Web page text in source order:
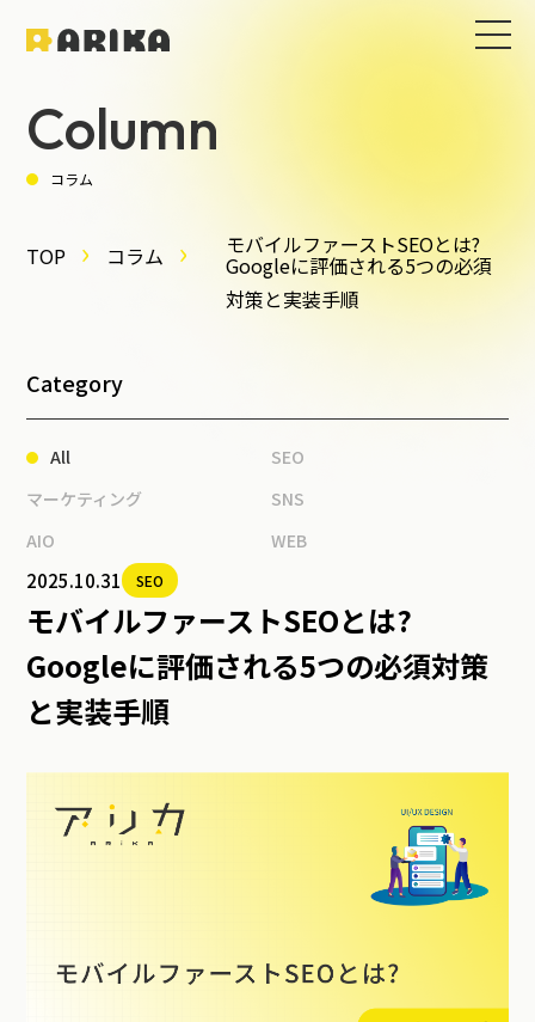
Column
コラム
TOP コラム モバイルファーストSEOとは?
Googleに評価される5つの必須
対策と実装手順
Category
All
SEO
マーケティング
SNS
AIO
WEB
2025.10.31 SEO
モバイルファーストSEOとは?
Googleに評価される5つの必須対策
と実装手順